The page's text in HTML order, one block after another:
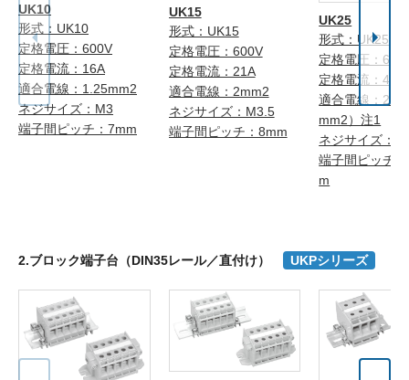
UK10
形式：UK10
定格電圧：600V
定格電流：16A
適合電線：1.25mm2
ネジサイズ：M3
端子間ピッチ：7mm
UK15
形式：UK15
定格電圧：600V
定格電流：21A
適合電線：2mm2
ネジサイズ：M3.5
端子間ピッチ：8mm
UK25
形式：UK25
定格電圧：
定格電流：40A
適合電線：
mm2）注1
ネジサイズ：
端子間ピッチ
m
2.ブロック端子台（DIN35レール／直付け） UKPシリーズ